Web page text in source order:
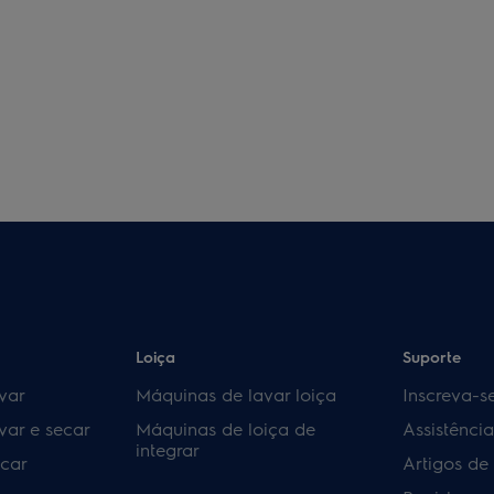
e secar
Loiça
Máquinas de lavar loiça
Máquinas de loiça de
integrar
Suporte
Inscreva-
Artigos de